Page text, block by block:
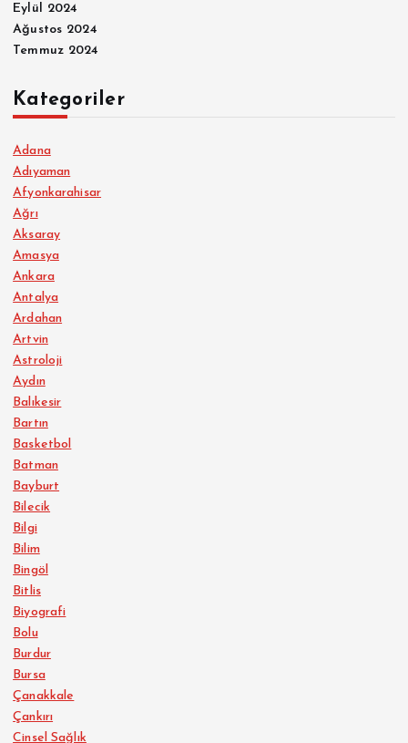
Eylül 2024
Ağustos 2024
Temmuz 2024
Kategoriler
Adana
Adıyaman
Afyonkarahisar
Ağrı
Aksaray
Amasya
Ankara
Antalya
Ardahan
Artvin
Astroloji
Aydın
Balıkesir
Bartın
Basketbol
Batman
Bayburt
Bilecik
Bilgi
Bilim
Bingöl
Bitlis
Biyografi
Bolu
Burdur
Bursa
Çanakkale
Çankırı
Cinsel Sağlık